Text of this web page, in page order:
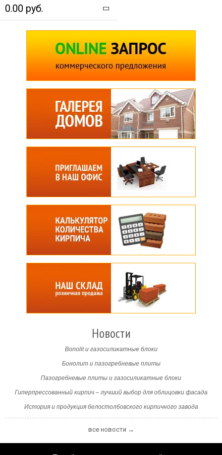
0.00 руб.
Новости
Bonolit и газосиликатные блоки
Бонолит и пазогребневые плиты
Пазогребневые плиты и газосиликатные блоки
Гиперпрессованный кирпич – лучший выбор для облицовки фасада
История и продукция белостолбовского кирпичного завода
все новости →